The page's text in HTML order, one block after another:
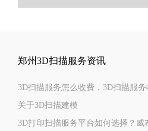
郑州3D扫描服务资讯
3D扫描服务怎么收费，3D扫描服
关于3D扫描建模
3D打印扫描服务平台如何选择？威